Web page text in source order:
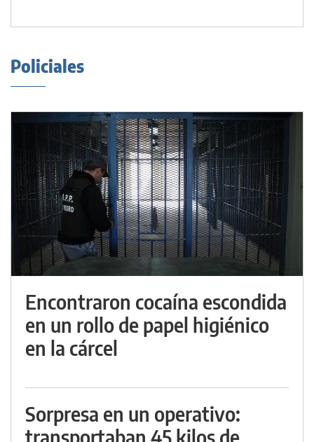
Policiales
Encontraron cocaína escondida
en un rollo de papel higiénico
en la cárcel
Sorpresa en un operativo:
transportaban 45 kilos de